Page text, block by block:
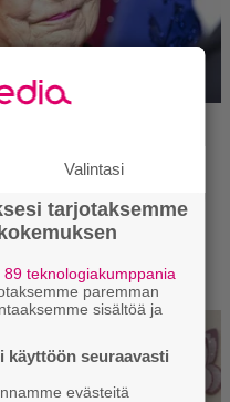
Valintasi
tarjotaksemme
89 teknologiakumppania
paremman
sisältöä ja
käyttöön seuraavasti
evästeitä